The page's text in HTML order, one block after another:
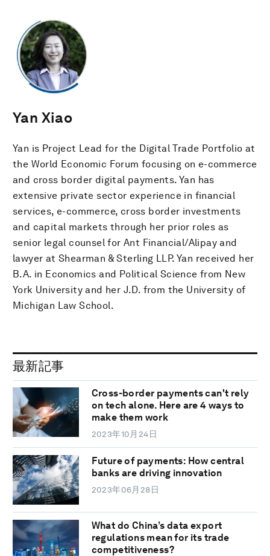
Yan Xiao
Yan is Project Lead for the Digital Trade Portfolio at
the World Economic Forum focusing on e-commerce
and cross border digital payments. Yan has
extensive private sector experience in financial
services, e-commerce, cross border investments
and capital markets through her prior roles as
senior legal counsel for Ant Financial/Alipay and
lawyer at Shearman & Sterling LLP. Yan received her
B.A. in Economics and Political Science from New
York University and her J.D. from the University of
Michigan Law School.
最新記事
Cross-border payments can't rely
on tech alone. Here are 4 ways to
make them work
2023年10月24日
Future of payments: How central
banks are driving innovation
2023年06月28日
What do China’s data export
regulations mean for its trade
competitiveness?